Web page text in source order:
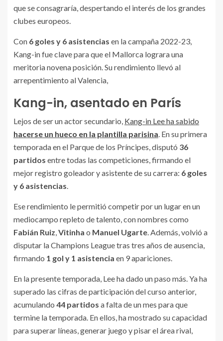
que se consagraría, despertando el interés de los grandes
clubes europeos.
Con 6 goles y 6 asistencias en la campaña 2022-23,
Kang-in fue clave para que el Mallorca lograra una
meritoria novena posición. Su rendimiento llevó al
arrepentimiento al Valencia,
Kang-in, asentado en París
Lejos de ser un actor secundario, Kang-in Lee ha sabido
hacerse un hueco en la plantilla parisina. En su primera
temporada en el Parque de los Príncipes, disputó 36
partidos entre todas las competiciones, firmando el
mejor registro goleador y asistente de su carrera: 6 goles
y 6 asistencias.
Ese rendimiento le permitió competir por un lugar en un
mediocampo repleto de talento, con nombres como
Fabián Ruiz,Vitinha o Manuel Ugarte. Además, volvió a
disputar la Champions League tras tres años de ausencia,
firmando 1 gol y 1 asistencia en 9 apariciones.
En la presente temporada, Lee ha dado un paso más. Ya ha
superado las cifras de participación del curso anterior,
acumulando 44 partidos a falta de un mes para que
termine la temporada. En ellos, ha mostrado su capacidad
para superar líneas, generar juego y pisar el área rival,